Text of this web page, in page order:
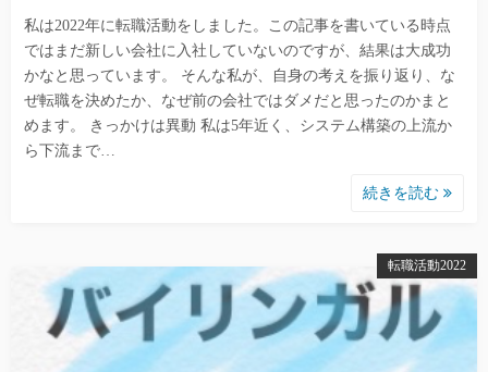
私は2022年に転職活動をしました。この記事を書いている時点
ではまだ新しい会社に入社していないのですが、結果は大成功
かなと思っています。 そんな私が、自身の考えを振り返り、な
ぜ転職を決めたか、なぜ前の会社ではダメだと思ったのかまと
めます。 きっかけは異動 私は5年近く、システム構築の上流か
ら下流まで…
続きを読む
転職活動2022